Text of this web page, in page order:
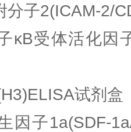
分子2(ICAM-2/
κB受体活化因
试剂盒
因子1a(SDF-